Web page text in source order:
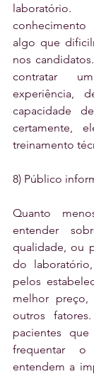
algo que
nos
contratar
experiência,
capacidade
certamente,
treinamento
8) Público
Quanto
entender
qualidade, ou
do
pelos
melhor
outros
pacientes
frequentar
entendem a